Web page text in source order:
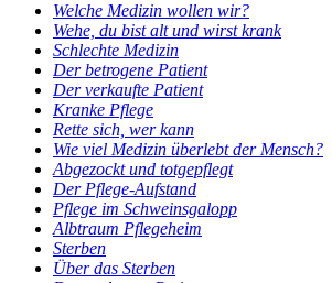
Wel­che Medi­zin wol­len wir?
Wehe, du bist alt und wirst krank
Schlech­te Medi­zin
Der betro­ge­ne Pati­ent
Der ver­kauf­te Pati­ent
Kran­ke Pfle­ge
Ret­te sich, wer kann
Wie viel Medi­zin über­lebt der Mensch?
Abge­zockt und tot­ge­pflegt
Der Pfle­ge-Auf­stand
Pfle­ge im Schweins­ga­lopp
Alb­traum Pfle­ge­heim
Ster­ben
Über das Ster­ben